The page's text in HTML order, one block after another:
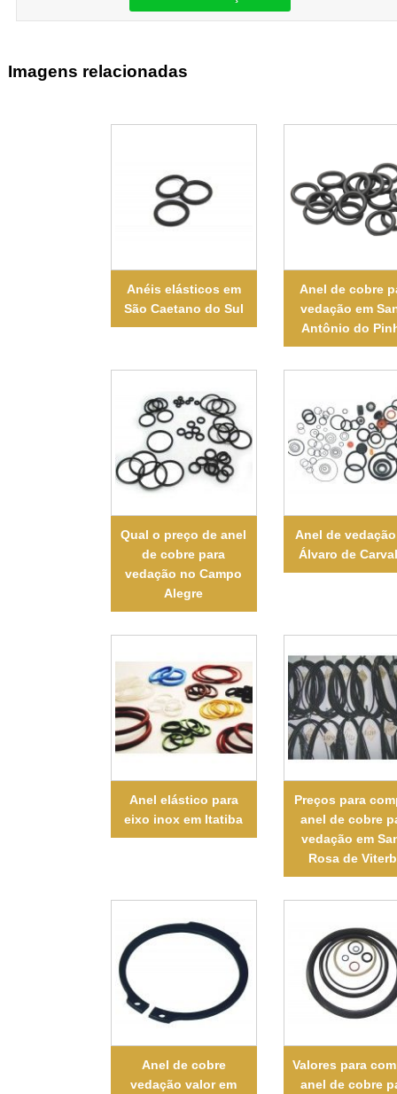
Imagens relacionadas
Anéis elásticos em
São Caetano do Sul
Anel de cobre
vedação em
Antônio do
Qual o preço de anel
de cobre para
vedação no Campo
Alegre
Anel de
Álvaro de
Anel elástico para
eixo inox em Itatiba
Preços para
anel de cobre
vedação em
Rosa de
Anel de cobre
vedação valor em
Valores para
anel de cobre